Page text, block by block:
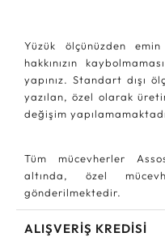
Yüzük ölçünüzden
hakkınızın
yapınız. Standart dışı
yazılan, özel olarak
değişim
Tüm mücevherler
altında, özel
gönderilmektedir.
ALIŞVERİŞ KREDİSİ